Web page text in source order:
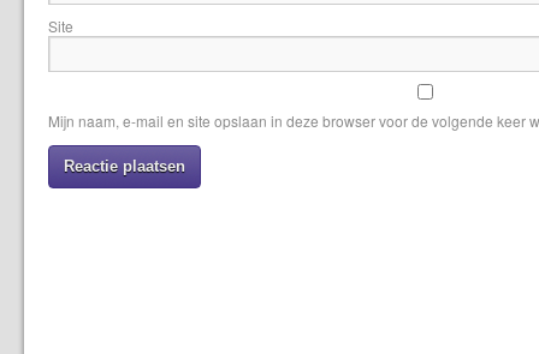
Site
Mijn naam, e-mail en site opslaan in deze browser voor de volgende keer